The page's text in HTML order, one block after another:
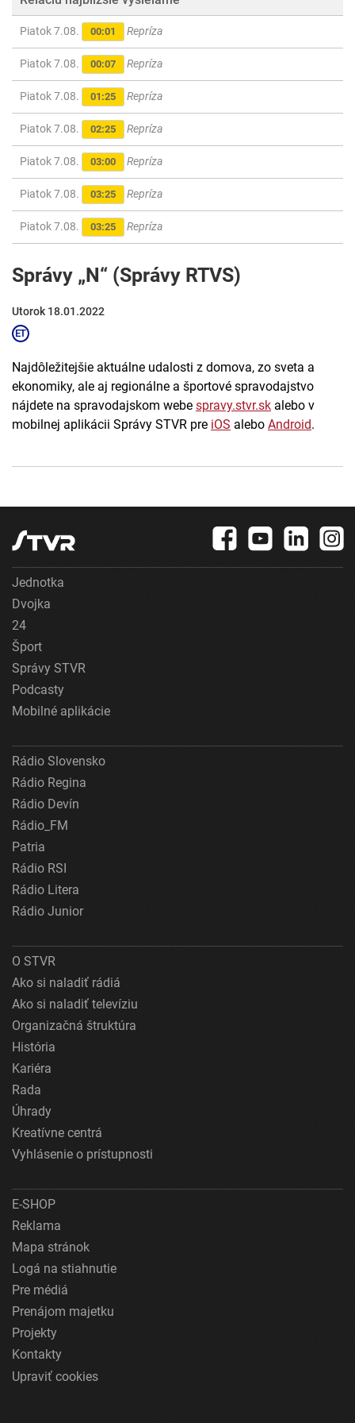
Piatok 7.08. 00:01 Repríza
Piatok 7.08. 00:07 Repríza
Piatok 7.08. 01:25 Repríza
Piatok 7.08. 02:25 Repríza
Piatok 7.08. 03:00 Repríza
Piatok 7.08. 03:25 Repríza
Piatok 7.08. 03:25 Repríza
Správy „N“ (Správy RTVS)
Utorok 18.01.2022
Najdôležitejšie aktuálne udalosti z domova, zo sveta a
ekonomiky, ale aj regionálne a športové spravodajstvo
nájdete na spravodajskom webe spravy.stvr.sk alebo v
mobilnej aplikácii Správy STVR pre iOS alebo Android.
Jednotka
Dvojka
24
Šport
Správy STVR
Podcasty
Mobilné aplikácie
Rádio Slovensko
Rádio Regina
Rádio Devín
Rádio_FM
Patria
Rádio RSI
Rádio Litera
Rádio Junior
O STVR
Ako si naladiť rádiá
Ako si naladiť televíziu
Organizačná štruktúra
História
Kariéra
Rada
Úhrady
Kreatívne centrá
Vyhlásenie o prístupnosti
E-SHOP
Reklama
Mapa stránok
Logá na stiahnutie
Pre médiá
Prenájom majetku
Projekty
Kontakty
Upraviť cookies